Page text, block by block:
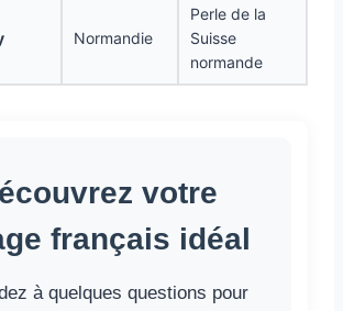
Normandie
Perle de la
Suisse
normande
votre
français idéal
à quelques questions pour